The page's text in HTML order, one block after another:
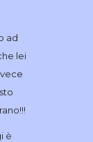
ad
lei
è